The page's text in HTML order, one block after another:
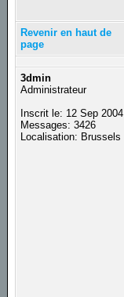
Revenir en haut de
page
3dmin
Administrateur
Inscrit le: 12 Sep 2004
Messages: 3426
Localisation: Brussels